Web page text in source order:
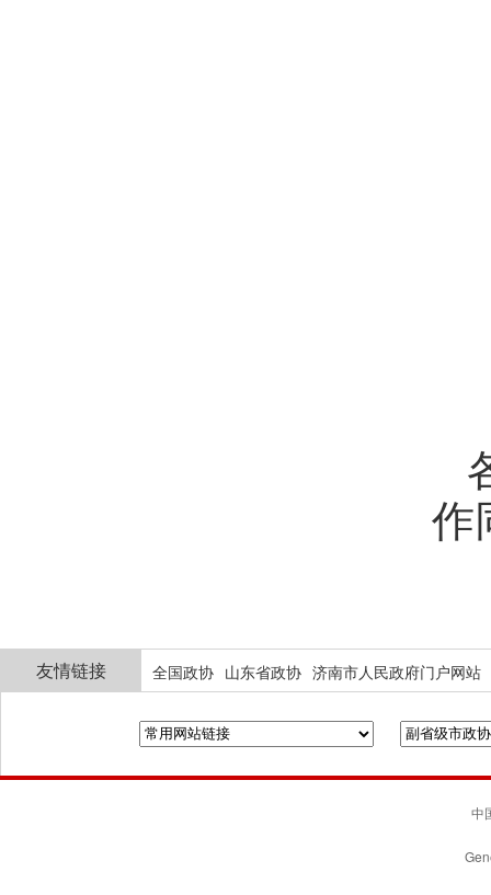
作
友情链接 全国政协 山东省政协 济南市人民政府门户网站
中